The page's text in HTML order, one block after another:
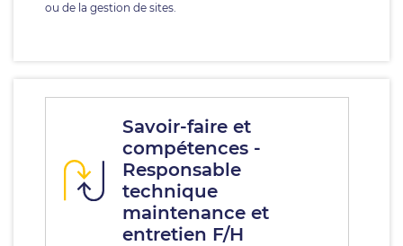
ou de la gestion de sites.
Savoir-faire et
compétences -
Responsable
technique
maintenance et
entretien F/H